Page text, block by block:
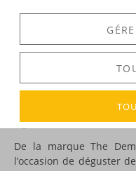
DESCRIPTION
De la marque The
l’occasion de déguster